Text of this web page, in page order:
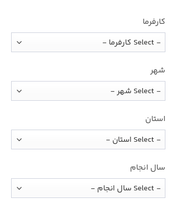
کارفرما
شهر
استان
سال انجام